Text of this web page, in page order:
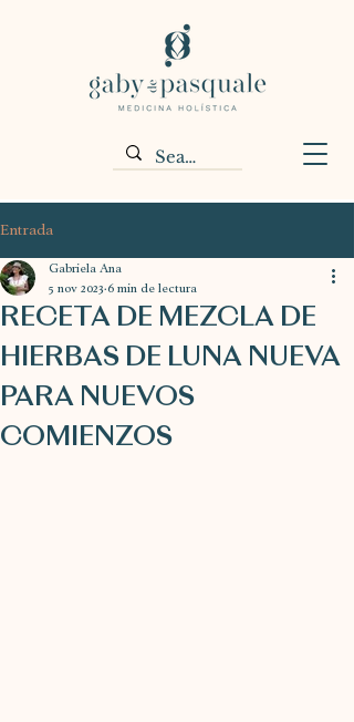
Entrada
RECETA DE MEZCLA DE
HIERBAS DE LUNA NUEVA
PARA NUEVOS
COMIENZOS
Gabriela Ana
5 nov 2023 6 min de lectura